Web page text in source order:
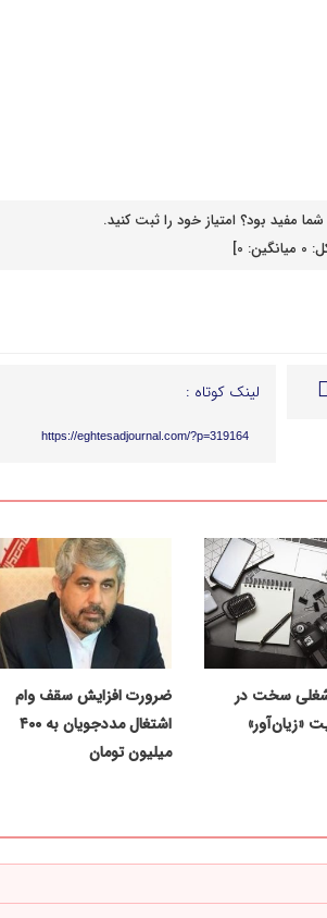
مفید بود؟ امتیاز خود را ثبت کنید.
0 میانگین: 0
]
لینک کوتاه :
https://eghtesadjournal.com/?p=319164
شغلی سخت در
«زیان‌آور»
ضرورت افزایش سقف وام
اشتغال مددجویان به ۴۰۰
میلیون تومان